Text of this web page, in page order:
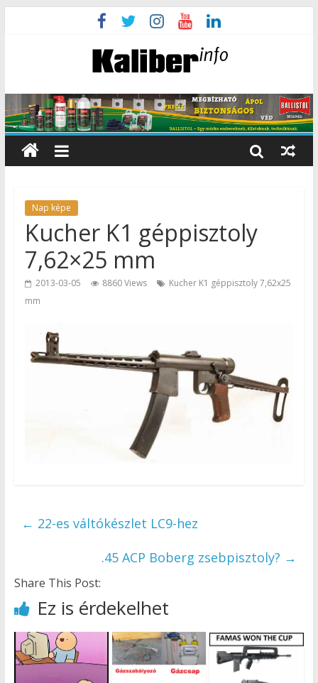
Nap képe
Kucher K1 géppisztoly
7,62×25 mm
2013-03-05 8860 Views
Kucher K1 géppisztoly 7,62x25
mm
← 22-es váltókészlet LC9-hez
.45 ACP Boberg zsebpisztoly? →
Share This Post:
Ez is érdekelhet